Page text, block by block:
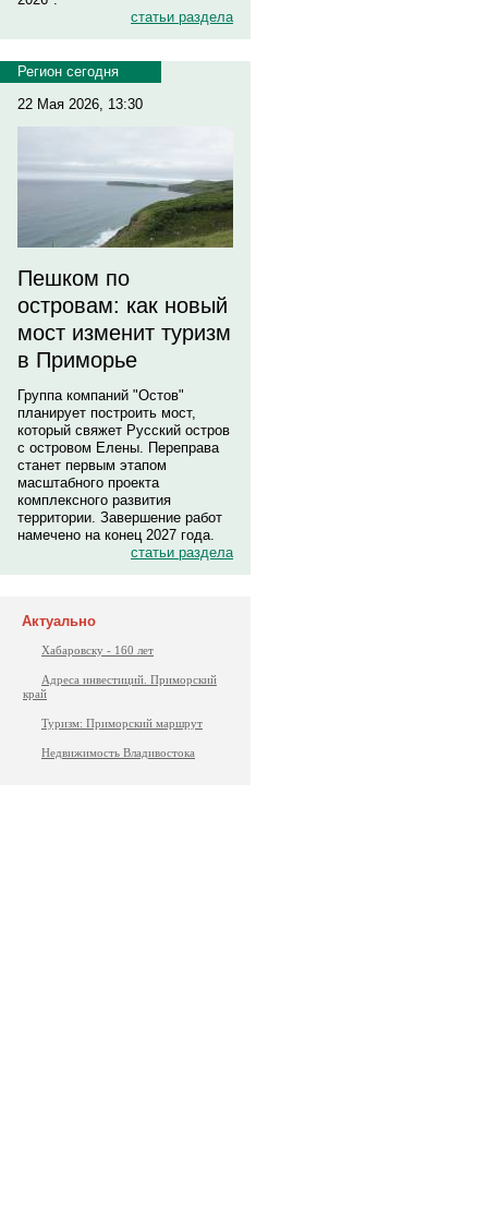
статьи раздела
Регион сегодня
22 Мая 2026, 13:30
Пешком по
островам: как новый
мост изменит туризм
в Приморье
Группа компаний "Остов"
планирует построить мост,
который свяжет Русский остров
с островом Елены. Переправа
станет первым этапом
масштабного проекта
комплексного развития
территории. Завершение работ
намечено на конец 2027 года.
статьи раздела
Актуально
Хабаровску - 160 лет
Адреса инвестиций. Приморский
край
Туризм: Приморский маршрут
Недвижимость Владивостока